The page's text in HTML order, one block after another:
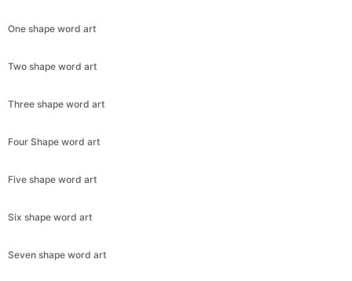
One shape word art
Two shape word art
Three shape word art
Four Shape word art
Five shape word art
Six shape word art
Seven shape word art